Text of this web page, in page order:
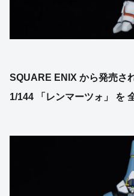
SQUARE ENIX から発売さ
1/144 「レンマーツォ」 を